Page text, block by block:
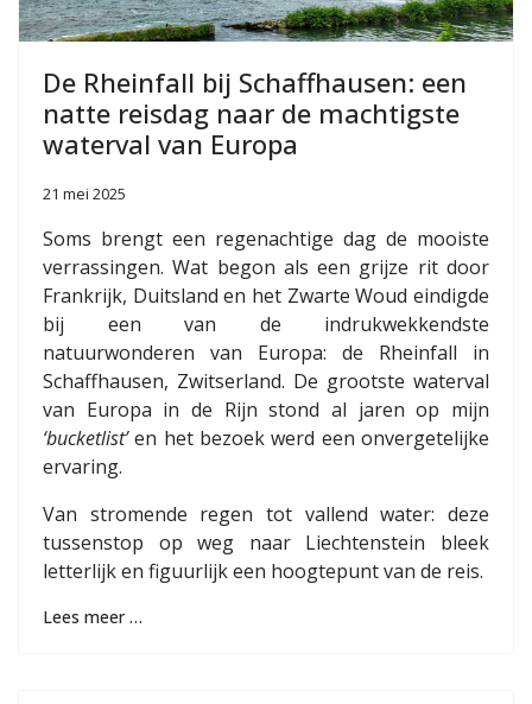
De Rheinfall bij Schaffhausen: een
natte reisdag naar de machtigste
waterval van Europa
21 mei 2025
Soms brengt een regenachtige dag de mooiste
verrassingen. Wat begon als een grijze rit door
Frankrijk, Duitsland en het Zwarte Woud eindigde
bij een van de indrukwekkendste
natuurwonderen van Europa: de Rheinfall in
Schaffhausen, Zwitserland. De grootste waterval
van Europa in de Rijn stond al jaren op mijn
‘bucketlist’en het bezoek werd een onvergetelijke
ervaring.
Van stromende regen tot vallend water: deze
tussenstop op weg naar Liechtenstein bleek
letterlijk en figuurlijk een hoogtepunt van de reis.
Lees meer …